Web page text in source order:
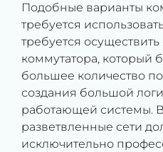
Подобные варианты
требуется
требуется
коммутатора, который
большее количество
создания большой
работающей системы.
разветвленные сети
исключительно